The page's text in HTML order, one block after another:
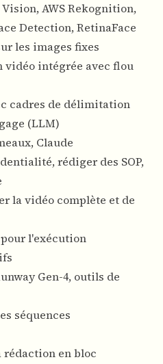
AWS Rekognition,
Detection, RetinaFace
les images fixes
vidéo intégrée avec flou
cadres de délimitation
(LLM)
Claude
rédiger des SOP,
la vidéo complète et de
l'exécution
Gen-4, outils de
séquences
rédaction en bloc